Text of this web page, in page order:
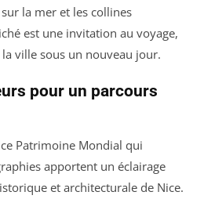
la mer et les collines
est une invitation au voyage,
ville sous un nouveau jour.
pour un parcours
Patrimoine Mondial qui
apportent un éclairage
et architecturale de Nice.